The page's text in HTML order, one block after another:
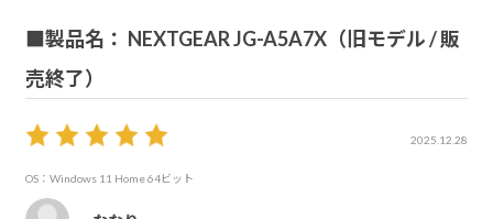
■製品名： NEXTGEAR JG-A5A7X（旧モデル / 販
売終了）
2025.12.28
OS：Windows 11 Home 64ビット